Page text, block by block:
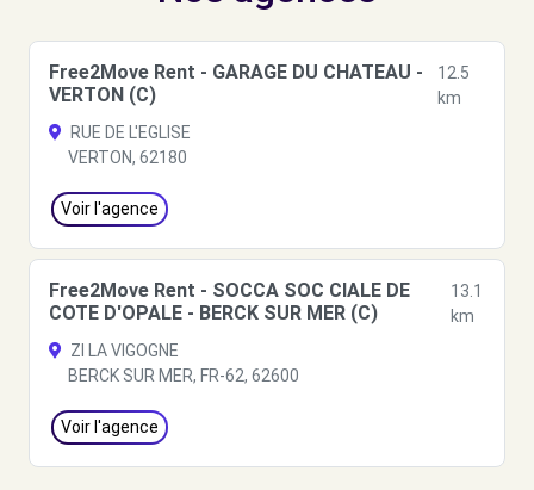
Free2Move Rent - GARAGE DU CHATEAU -
VERTON (C)
12.5
km
RUE DE L'EGLISE
VERTON, 62180
Voir l'agence
Free2Move Rent - SOCCA SOC CIALE DE
COTE D'OPALE - BERCK SUR MER (C)
13.1
km
ZI LA VIGOGNE
BERCK SUR MER, FR-62, 62600
Voir l'agence